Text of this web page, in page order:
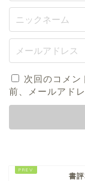
次回のコメン
前、メールアド
書